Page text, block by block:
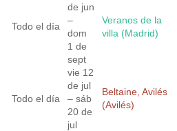
Todo el día
de jun
–
dom
1 de
sept
Veranos de la
villa (Madrid)
Todo el día
vie 12
de jul
– sáb
20 de
jul
Beltaine, Avilés
(Avilés)